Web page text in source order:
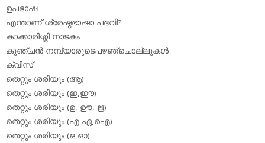
ഉപഭാഷ
എന്താണ് ശ്രേഷ്ഠഭാഷാ പദവി?
കാക്കാരിശ്ശി നാടകം
കുഞ്ചന്‍ നമ്പ്യാരുടെപഴഞ്ചൊല്ലുകള്‍
ക്വിസ്
തെറ്റും ശരിയും (ആ)
തെറ്റും ശരിയും (ഇ,ഈ)
തെറ്റും ശരിയും (ഉ, ഊ, ഋ)
തെറ്റും ശരിയും (എ,ഏ,ഐ)
തെറ്റും ശരിയും (ഒ,ഓ)